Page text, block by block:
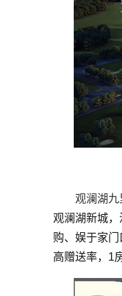
观澜湖九
观澜湖新城
购、娱于家
高赠送率，1